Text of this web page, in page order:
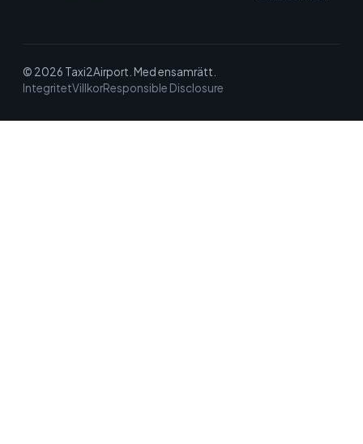
© 2026 Taxi2Airport. Med ensamrätt.
IntegritetVillkorResponsible Disclosure